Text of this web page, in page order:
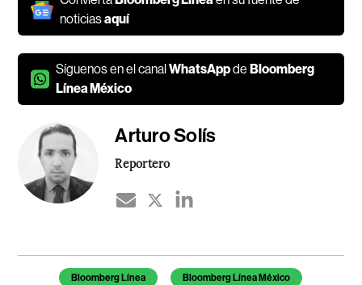
noticiasaquí
Síguenos en el canalWhatsAppde Bloomberg
Línea México
Arturo Solís
Reportero
Temas de este artículo
Bloomberg Línea Bloomberg Línea México